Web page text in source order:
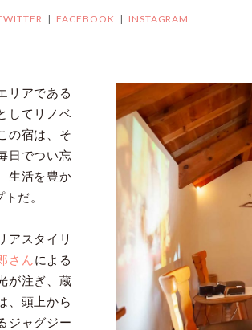
FACEBOOK INSTAGRAM
リアである
してリノベ
の宿は、そ
日でつい忘
生活を豊か
だ。
アスタイリ
さんによる
が注ぎ、蔵
、頭上から
ジャグジー